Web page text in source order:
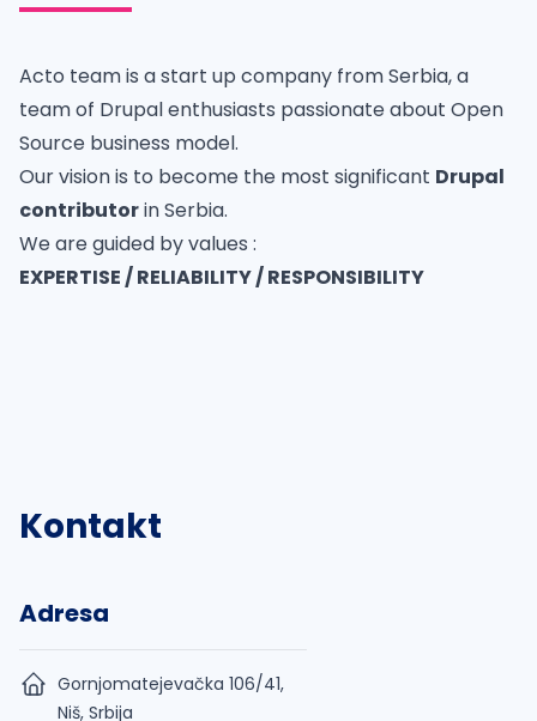
Acto team is a start up company from Serbia, a
team of Drupal enthusiasts passionate about Open
Source business model.
Our vision is to become the most significant Drupal
contributorin Serbia.
We are guided by values :
EXPERTISE / RELIABILITY / RESPONSIBILITY
Kontakt
Adresa
Gornjomatejevačka 106/41,
Niš, Srbija